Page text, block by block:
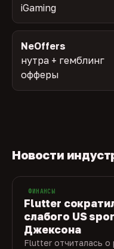
iGaming
NeOffers
нутра + гемблинг
офферы
Новости
ФИНАНСЫ
Flutter
слабого US
Джексона
Flutter отчиталась о